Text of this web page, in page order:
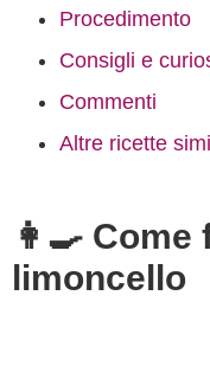
Procedimento
Consigli e
Commenti
Altre ricette
👩‍🍳
limoncello